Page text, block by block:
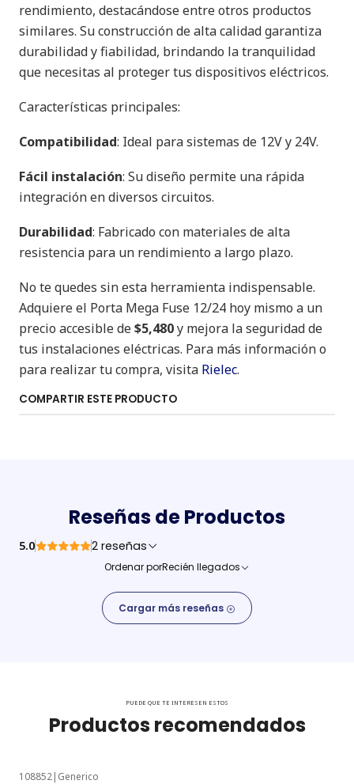
rendimiento, destacándose entre otros productos
similares. Su construcción de alta calidad garantiza
durabilidad y fiabilidad, brindando la tranquilidad
que necesitas al proteger tus dispositivos eléctricos.
Características principales:
Compatibilidad: Ideal para sistemas de 12V y 24V.
Fácil instalación: Su diseño permite una rápida
integración en diversos circuitos.
Durabilidad: Fabricado con materiales de alta
resistencia para un rendimiento a largo plazo.
No te quedes sin esta herramienta indispensable.
Adquiere el Porta Mega Fuse 12/24 hoy mismo a un
precio accesible de$5,480y mejora la seguridad de
tus instalaciones eléctricas. Para más información o
para realizar tu compra, visita Rielec.
COMPARTIR ESTE PRODUCTO
Reseñas de Productos
5.0 2 reseñas
Ordenar porRecién llegados
Cargar más reseñas
PUEDE QUE TE INTERESEN ESTOS
Productos recomendados
108852| Generico